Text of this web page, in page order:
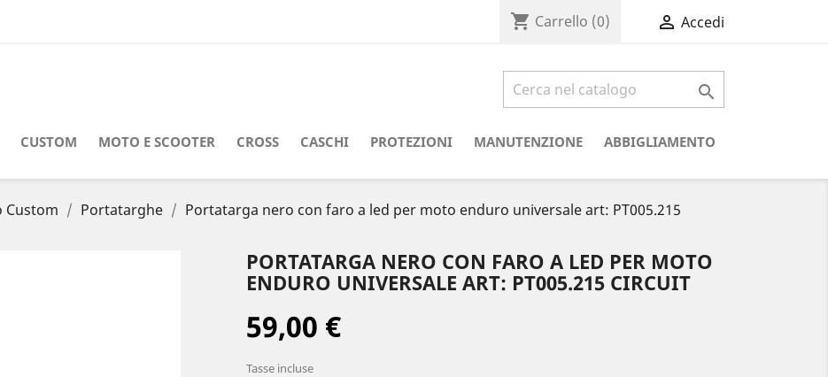
shopping_cart Carrello (0)  Accedi

CUSTOM MOTO E SCOOTER CROSS CASCHI PROTEZIONI MANUTENZIONE ABBIGLIAMENTO
Custom Portatarghe
Portatarga nero con faro a led per moto enduro universale art: PT005.215
PORTATARGA NERO CON FARO A LED PER MOTO
ENDURO UNIVERSALE ART: PT005.215 CIRCUIT
59,00 €
Tasse incluse